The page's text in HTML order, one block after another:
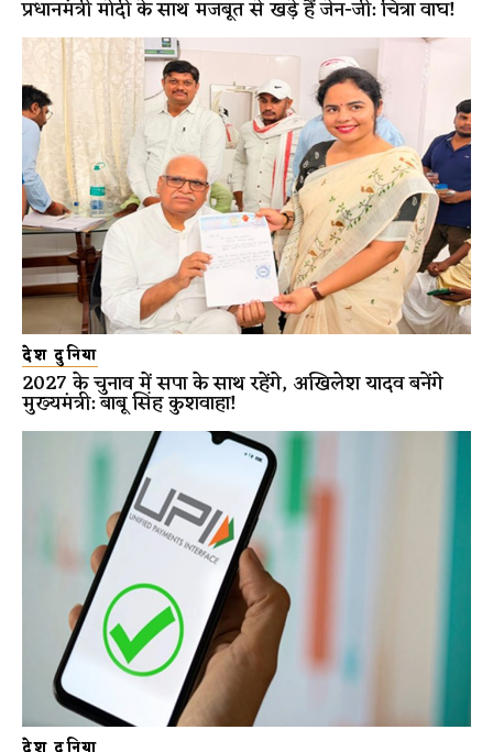
प्रधानमंत्री मोदी के साथ मजबूत से खड़े हैं जेन-जी: चित्रा वाघ!
देश दुनिया
2027 के चुनाव में सपा के साथ रहेंगे, अखिलेश यादव बनेंगे
मुख्यमंत्री: बाबू सिंह कुशवाहा!